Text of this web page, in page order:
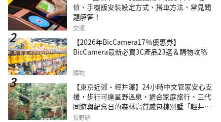
值、手機版安裝設定方式、搭車方法、常見問
題解答！
交通
【2026年BicCamera17％優惠券】
BicCamera最新必買3C產品23選＆購物攻略
購物
【東京近郊・輕井澤】24小時中文管家安心支
援，步行可達星野溫泉，適合家庭旅行、三代
同遊與紀念日的森林高質感包棟別墅「輕井澤
森四季VILLA」
長野縣